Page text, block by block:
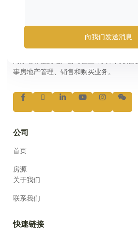
向我们发送消息
阿尔哈菲兹房地产公司在土耳其和阿联
事房地产管理、销售和购买业务。
公司
首页
房源
关于我们
联系我们
快速链接